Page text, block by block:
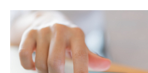
подростки на купленных родителями
дети выезжают на дорогу с молчаливого
которых не останавливает грозящий в
тысячный штраф. После очередного рейда
гонщиков мотоцикла отправились на
материалы на подростков – в комиссию по
несовершеннолетних.